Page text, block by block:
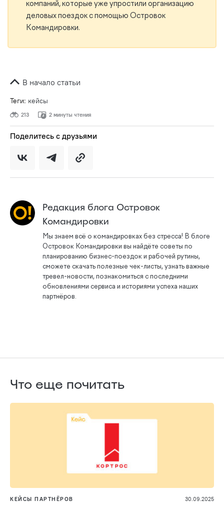
компаний, которые уже упростили организацию
деловых поездок с помощью Островок
Командировки.
Теги: кейсы
В начало статьи
213 2 минуты чтения
Поделитесь с друзьями
Редакция блога Островок
Командировки
Мы знаем всё о командировках без стресса! В блоге
Островок Командировки вы найдёте советы по
планированию бизнес-поездок и рабочей рутины,
сможете скачать полезные чек-листы, узнать важные
тревел-новости, познакомиться с последними
обновлениями сервиса и историями успеха наших
партнёров.
Что еще почитать
КЕЙСЫ ПАРТНЁРОВ 30.09.2025